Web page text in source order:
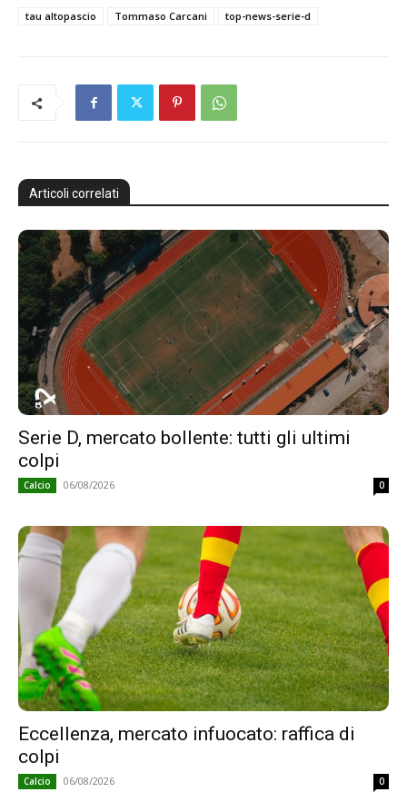
tau altopascio
Tommaso Carcani top-news-serie-d
Articoli correlati
Serie D, mercato bollente: tutti gli ultimi
colpi
Calcio 06/08/2026 0
Eccellenza, mercato infuocato: raffica di
colpi
Calcio 06/08/2026 0